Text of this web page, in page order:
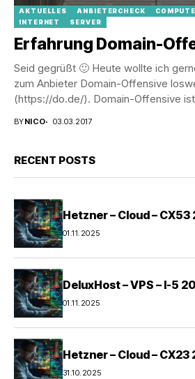
AKTUELLES ANBIETERCHECK
INTERNET
SERVER
Erfahrung Domain-
Seid gegrüßt 🙂 Heute wollte ich
zum Anbieter Domain-Offensive
(https://do.de/). Domain-Offensive
BYNICO 03.03.2017
RECENT POSTS
Hetzner – Cloud –
01.11.2025
DeluxHost – VPS – I-5
01.11.2025
Hetzner – Cloud –
31.10.2025